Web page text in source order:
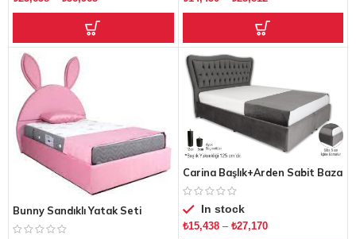
Bunny Sandıklı Yatak Seti
Carina Başlık+Arden Sabit Baza
In stock
₺15,438– ₺27,170